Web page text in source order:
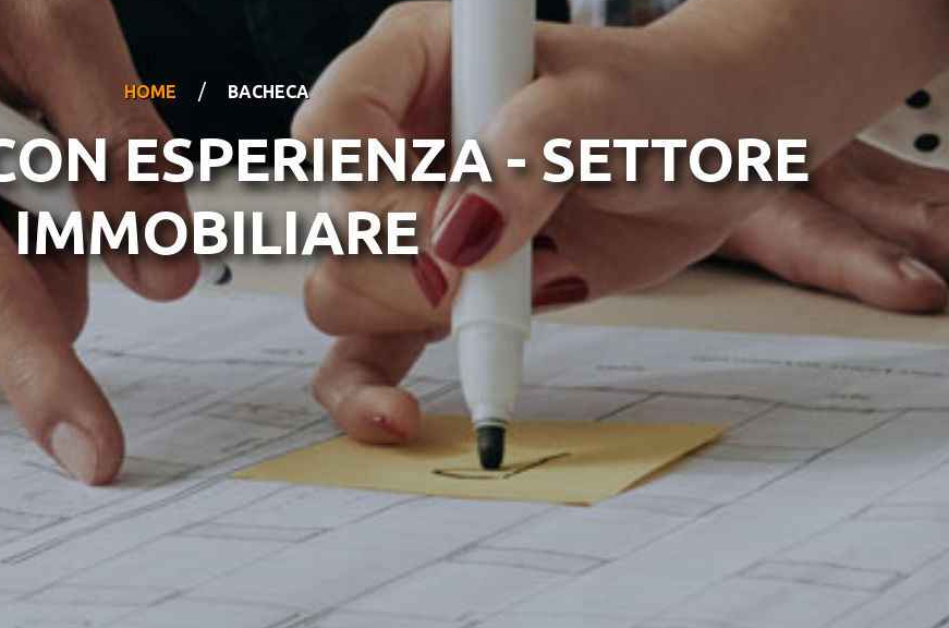
HOME / BACHECA
ESPERIENZA - SETTORE
IMMOBILIARE